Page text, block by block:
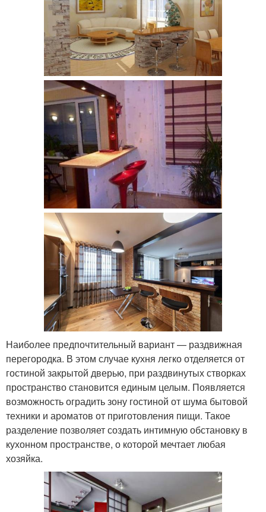
Наиболее предпочтительный вариант — раздвижная
перегородка. В этом случае кухня легко отделяется от
гостиной закрытой дверью, при раздвинутых створках
пространство становится единым целым. Появляется
возможность оградить зону гостиной от шума бытовой
техники и ароматов от приготовления пищи. Такое
разделение позволяет создать интимную обстановку в
кухонном пространстве, о которой мечтает любая
хозяйка.